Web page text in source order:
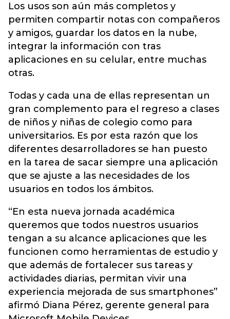
Los usos son aún más completos y
permiten compartir notas con compañeros
y amigos, guardar los datos en la nube,
integrar la información con tras
aplicaciones en su celular, entre muchas
otras.
Todas y cada una de ellas representan un
gran complemento para el regreso a clases
de niños y niñas de colegio como para
universitarios. Es por esta razón que los
diferentes desarrolladores se han puesto
en la tarea de sacar siempre una aplicación
que se ajuste a las necesidades de los
usuarios en todos los ámbitos.
“En esta nueva jornada académica
queremos que todos nuestros usuarios
tengan a su alcance aplicaciones que les
funcionen como herramientas de estudio y
que además de fortalecer sus tareas y
actividades diarias, permitan vivir una
experiencia mejorada de sus smartphones”
afirmó Diana Pérez, gerente general para